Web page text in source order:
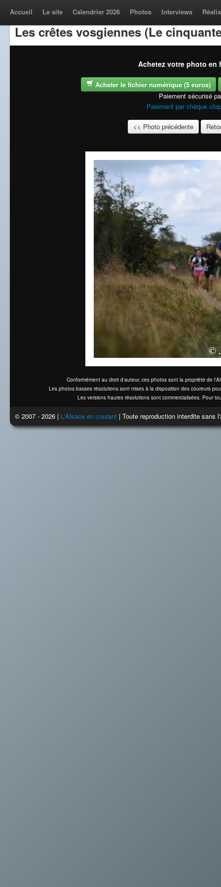
Accueil Le site Calendrier 2026 Photos Interviews
Les crêtes vosgiennes (Le
Achetez votre photo en
Acheter le fichier numérique (5 euros)
Paiement sécurisé
Paiement par chèque
<< Photo précédente
Conformément au droit d'auteur, ces photos sont la propriété de
Les photos basses résolutions sont mises à la disposition des coureurs
Les versions hautes résolutions sont commercialisées. Pour
© 2007 - 2026 | L'Alsace en courant | Toute reproduction interdite sans